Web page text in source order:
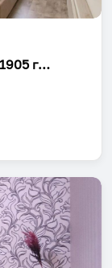
Апартаменты на улице Революции 1905 года 31 корпус Ю